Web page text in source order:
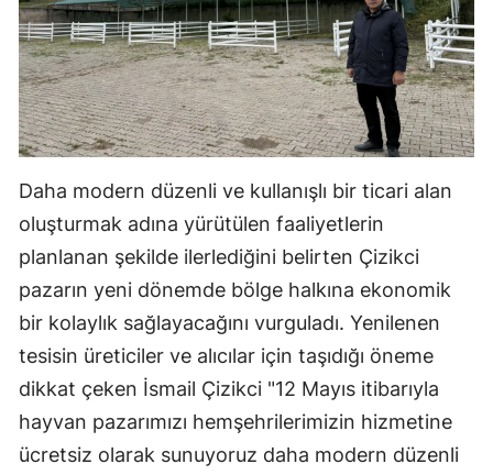
Niğde
Ordu
Rize
Sakarya
Samsun
Siirt
Sinop
Sivas
Tekirdağ
Tokat
Trabzon
Daha modern düzenli ve kullanışlı bir ticari alan
oluşturmak adına yürütülen faaliyetlerin
planlanan şekilde ilerlediğini belirten Çizikci
pazarın yeni dönemde bölge halkına ekonomik
bir kolaylık sağlayacağını vurguladı. Yenilenen
tesisin üreticiler ve alıcılar için taşıdığı öneme
dikkat çeken İsmail Çizikci "12 Mayıs itibarıyla
hayvan pazarımızı hemşehrilerimizin hizmetine
ücretsiz olarak sunuyoruz daha modern düzenli